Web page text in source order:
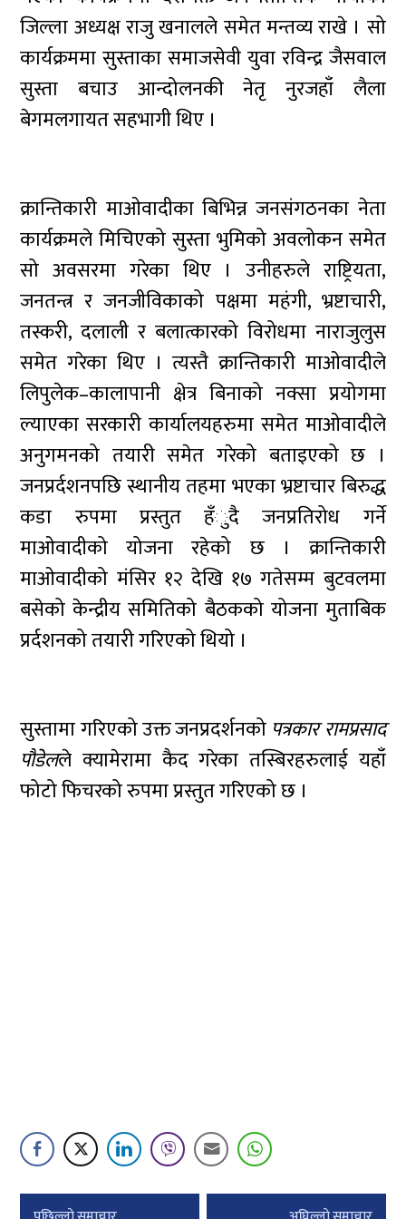
जिल्ला अध्यक्ष राजु खनालले समेत मन्तव्य राखे । सो
कार्यक्रममा सुस्ताका समाजसेवी युवा रविन्द्र जैसवाल
सुस्ता बचाउ आन्दोलनकी नेतृ नुरजहाँ लैला
बेगमलगायत सहभागी थिए ।
क्रान्तिकारी माओवादीका बिभिन्न जनसंगठनका नेता
कार्यक्रमले मिचिएको सुस्ता भुमिको अवलोकन समेत
सो अवसरमा गरेका थिए । उनीहरुले राष्ट्रियता,
जनतन्त्र र जनजीविकाको पक्षमा महंगी, भ्रष्टाचारी,
तस्करी, दलाली र बलात्कारको विरोधमा नाराजुलुस
समेत गरेका थिए । त्यस्तै क्रान्तिकारी माओवादीले
लिपुलेक–कालापानी क्षेत्र बिनाको नक्सा प्रयोगमा
ल्याएका सरकारी कार्यालयहरुमा समेत माओवादीले
अनुगमनको तयारी समेत गरेको बताइएको छ ।
जनप्रर्दशनपछि स्थानीय तहमा भएका भ्रष्टाचार बिरुद्ध
कडा रुपमा प्रस्तुत हँुदै जनप्रतिरोध गर्ने
माओवादीको योजना रहेको छ । क्रान्तिकारी
माओवादीको मंसिर १२ देखि १७ गतेसम्म बुटवलमा
बसेको केन्द्रीय समितिको बैठकको योजना मुताबिक
प्रर्दशनको तयारी गरिएको थियो ।
सुस्तामा गरिएको उक्त जनप्रदर्शनको पत्रकार रामप्रसाद
पौडेलले क्यामेरामा कैद गरेका तस्बिरहरुलाई यहाँ
फोटो फिचरको रुपमा प्रस्तुत गरिएको छ ।
Post